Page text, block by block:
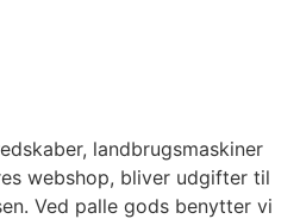
landbrugsmaskiner
webshop, bliver udgifter til
Ved palle gods benytter vi